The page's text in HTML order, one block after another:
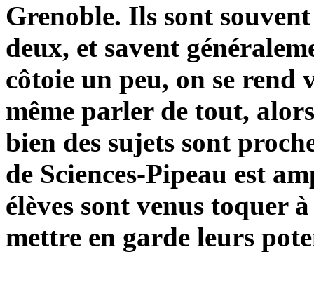
Grenoble. Ils sont
deux, et savent
côtoie un peu, on se rend
même parler de tout,
bien des sujets sont
de Sciences-Pipeau est
élèves sont venus toquer
mettre en garde leurs